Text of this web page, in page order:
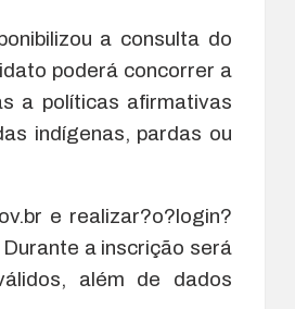
a consulta do
poderá concorrer a
a políticas afirmativas
indígenas, pardas ou
e realizar?o?login?
a inscrição será
além de dados